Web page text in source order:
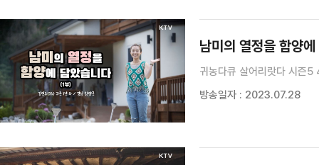
남미의 열정을 함양
귀농다큐 살어리랏다 시즌5
방송일자 : 2023.07.28